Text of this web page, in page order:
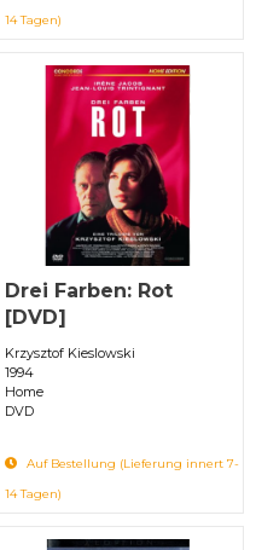
14 Tagen)
Drei Farben: Rot
[DVD]
Krzysztof Kieslowski
1994
Home
DVD
Auf Bestellung (Lieferung innert 7-
14 Tagen)